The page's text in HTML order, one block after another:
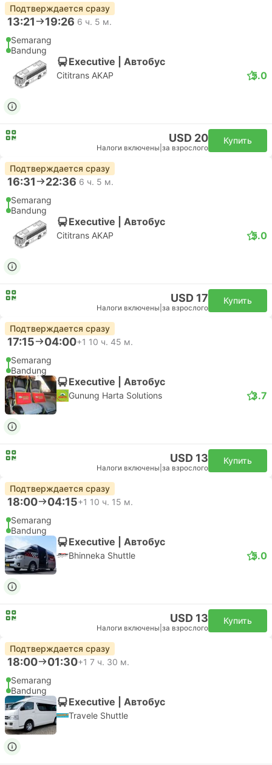
Подтверждается сразу
13:21 19:26 6 ч. 5 м.
Semarang
Bandung
Executive | Автобус
Cititrans AKAP 5.0
USD 20
Налоги включены за взрослого
Купить
Подтверждается сразу
16:31 22:36 6 ч. 5 м.
Semarang
Bandung
Executive | Автобус
Cititrans AKAP 5.0
USD 17
Налоги включены за взрослого
Купить
Подтверждается сразу
17:15 04:00+1 10 ч. 45 м.
Semarang
Bandung
Executive | Автобус
Gunung Harta Solutions 3.7
USD 13
Налоги включены за взрослого
Купить
Подтверждается сразу
18:00 04:15+1 10 ч. 15 м.
Semarang
Bandung
Executive | Автобус
Bhinneka Shuttle 5.0
USD 13
Налоги включены за взрослого
Купить
Подтверждается сразу
18:00 01:30+1 7 ч. 30 м.
Semarang
Bandung
Executive | Автобус
Travele Shuttle